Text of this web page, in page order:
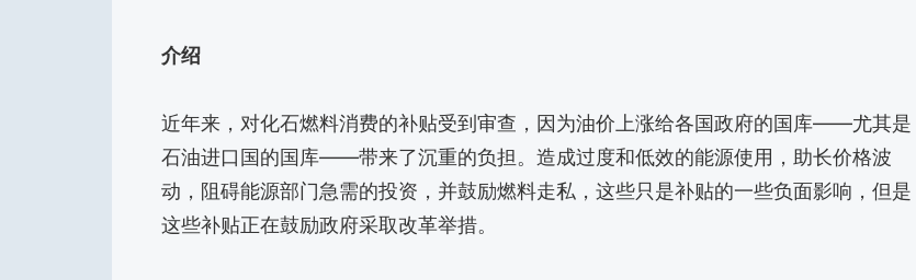
介绍
近年来，对化石燃料消费的补贴受到审查，因为油价上涨给各国政府的国库——尤其是
石油进口国的国库——带来了沉重的负担。造成过度和低效的能源使用，助长价格波
动，阻碍能源部门急需的投资，并鼓励燃料走私，这些只是补贴的一些负面影响，但是
这些补贴正在鼓励政府采取改革举措。